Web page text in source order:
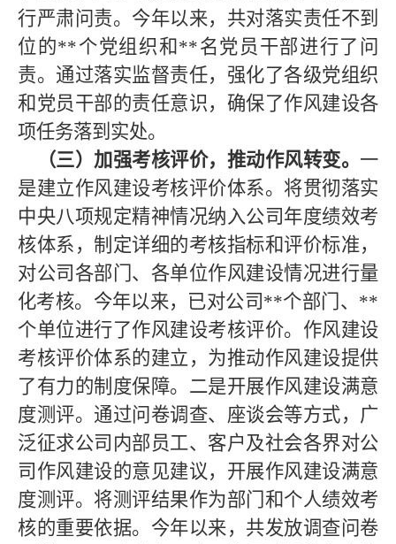
行严肃问责。今年以来，共对落实责任不到
位的**个党组织和 **名党员干部进行了问
责。通过落实监督责任，强化了各级党组织
和党员干部的责任意识，确保了作风建设各
项任务落到实处。
（三）加强考核评价，推动作风转变。 一
是建立作风建设考核评价体系。将贯彻落实
中央八项规定精神情况纳入公司年度绩效考
核体系，制定详细的考核指标和评价标准，
对公司各部门、各单位作风建设情况进行量
化考核。今年以来，已对公司**个部门、 **
个单位进行了作风建设考核评价。作风建设
考核评价体系的建立，为推动作风建设提供
了有力的制度保障。二是开展作风建设满意
度测评。通过问卷调查、座谈会等方式，广
泛征求公司内部员工、客户及社会各界对公
司作风建设的意见建议，开展作风建设满意
度测评。将测评结果作为部门和个人绩效考
核的重要依据。今年以来，共发放调查问卷